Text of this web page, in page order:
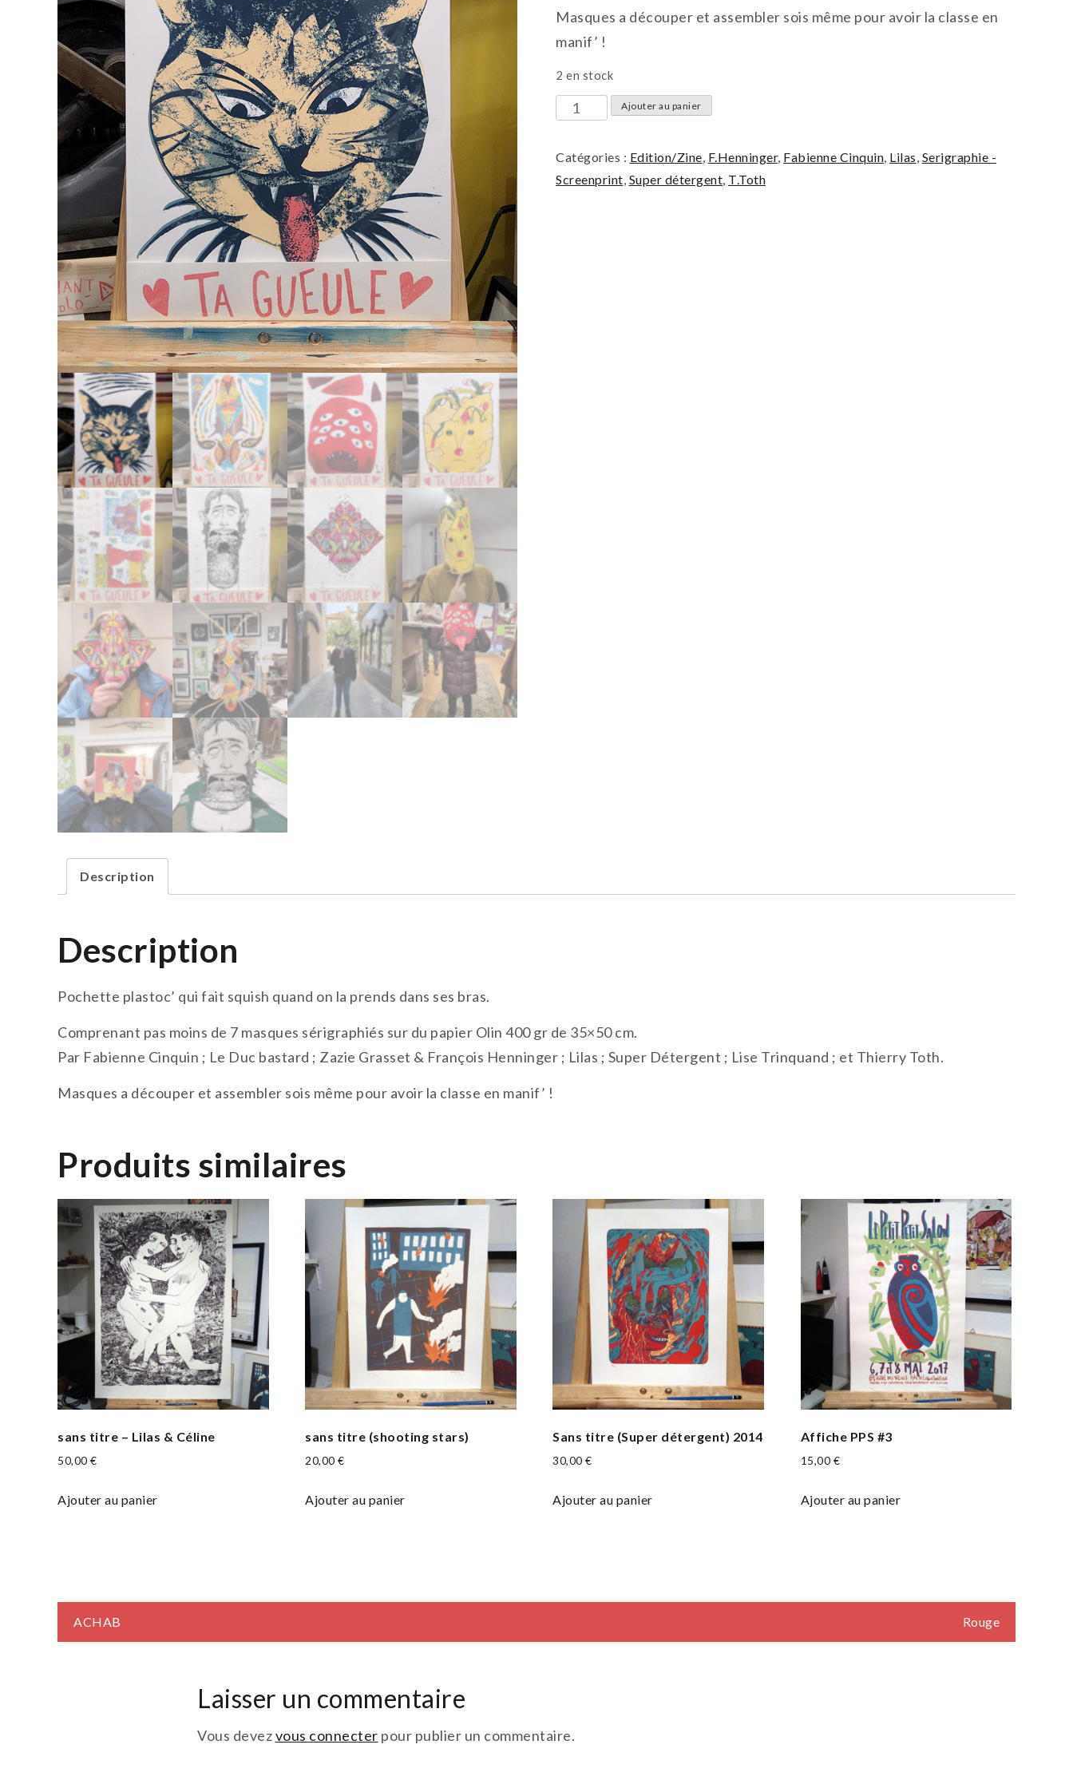
Masques a découper et assembler sois même pour avoir la classe en
manif’ !
2 en stock
quantité
Ajouter au panier
Catégories : Edition/Zine F.Henninger, Fabienne Cinquin Lilas Serigraphie -
Screenprint Super détergent T.Toth
Description
Description
Pochette plastoc’ qui fait squish quand on la prends dans ses bras.
Comprenant pas moins de 7 masques sérigraphiés sur du papier Olin 400 gr de 35×50 cm.
Par Fabienne Cinquin ; Le Duc bastard ; Zazie Grasset & François Henninger ; Lilas ; Super Détergent ; Lise Trinquand ; et Thierry Toth.
Masques a découper et assembler sois même pour avoir la classe en manif’ !
Produits similaires
sans titre – Lilas & Céline
50,00 €
Ajouter au panier
sans titre (shooting stars)
20,00€
Ajouter au panier
Sans titre (Super détergent) 2014
30,00€
Ajouter au panier
Affiche PPS #3
15,00 €
Ajouter au panier
Navigation
ACHAB Rouge
Laisser un commentaire
Vous devezvous connecter pour publier un commentaire.